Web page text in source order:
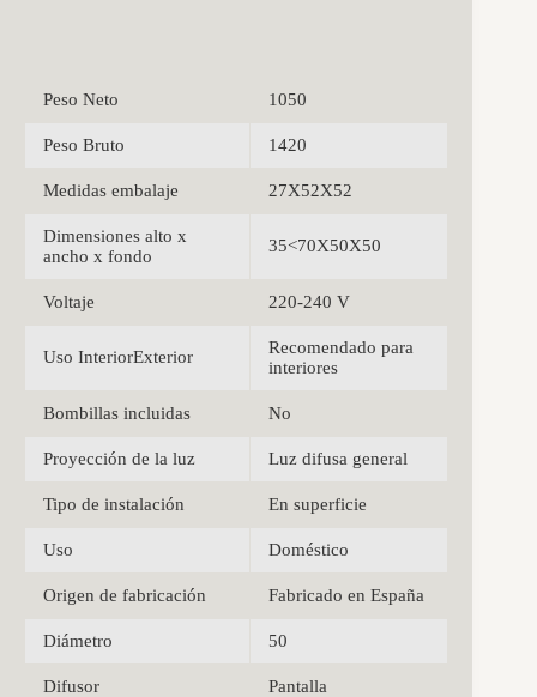
Peso Neto 1050
Peso Bruto 1420
Medidas embalaje 27X52X52
Dimensiones alto x
ancho x fondo
35<70X50X50
Voltaje 220-240 V
Uso InteriorExterior
Recomendado para
interiores
Bombillas incluidas No
Proyección de la luz Luz difusa general
Tipo de instalación En superficie
Uso Doméstico
Origen de fabricación Fabricado en España
Diámetro 50
Difusor Pantalla